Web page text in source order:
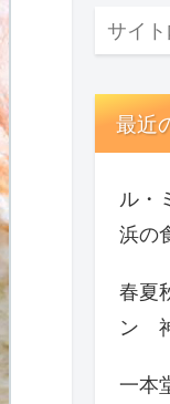
最近
ル・
浜の
春夏
ン
一本